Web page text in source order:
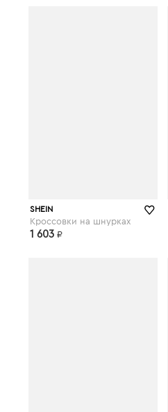
SHEIN
Кроссовки на шнурках
1 603 ₽